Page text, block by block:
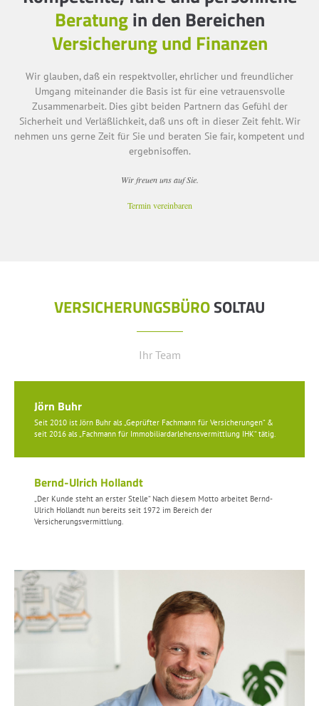
Beratungin den Bereichen
Versicherung und Finanzen
Wir glauben, daß ein respektvoller, ehrlicher und freundlicher
Umgang miteinander die Basis ist für eine vetrauensvolle
Zusammenarbeit. Dies gibt beiden Partnern das Gefühl der
Sicherheit und Verläßlichkeit, daß uns oft in dieser Zeit fehlt. Wir
nehmen uns gerne Zeit für Sie und beraten Sie fair, kompetent und
ergebnisoffen.
Wir freuen uns auf Sie.
Termin vereinbaren
VERSICHERUNGSBÜROSOLTAU
Ihr Team
Jörn Buhr
Seit 2010 ist Jörn Buhr als „Geprüfter Fachmann für Versicherungen“ &
seit 2016 als „Fachmann für Immobiliardarlehensvermittlung IHK“ tätig.
Bernd-Ulrich Hollandt
„Der Kunde steht an erster Stelle“ Nach diesem Motto arbeitet Bernd-
Ulrich Hollandt nun bereits seit 1972 im Bereich der
Versicherungsvermittlung.